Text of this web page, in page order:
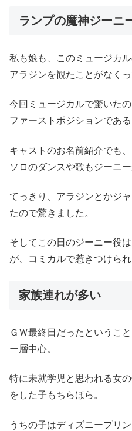
ランプの魔神ジーニ
私も娘も、このミュージカ
アラジンを観たことがなくっ
今回ミュージカルで驚いた
ファーストポジションである
キャストのお名前紹介でも
ソロのダンスや歌もジーニー
てっきり、アラジンとかジ
たので驚きました。
そしてこの日のジーニー役
が、コミカルで惹きつけられ
家族連れが多い
ＧＷ最終日だったというこ
ー層中心。
特に未就学児と思われる女
をした子もちらほら。
うちの子はディズニープリ